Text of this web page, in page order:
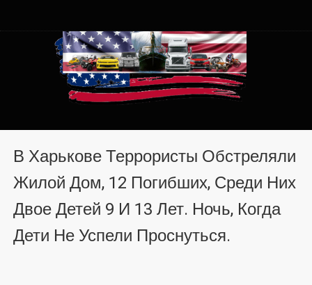
Хмельницком от auto.km.ua
В Харькове Террористы Обстреляли
Жилой Дом, 12 Погибших, Среди Них
Двое Детей 9 И 13 Лет. Ночь, Когда
Дети Не Успели Проснуться.